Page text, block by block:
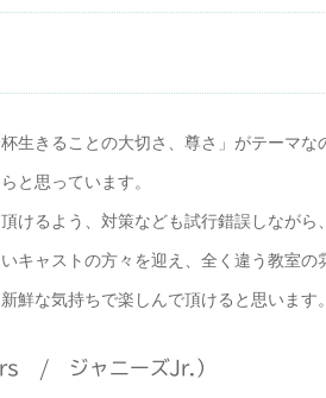
生きることの大切さ、尊さ」がテーマ
と思っています。
けるよう、対策なども試行錯誤しなが
キャストの方々を迎え、全く違う教室
鮮な気持ちで楽しんで頂けると思います。
/ ジャニーズJr.）